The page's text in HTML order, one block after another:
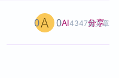
AI4347篇文章
0 0 分享